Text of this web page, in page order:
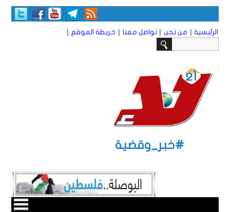
الرئيسية | من نحن | تواصل معنا | خريطة الموقع |
#خبر_وقضية